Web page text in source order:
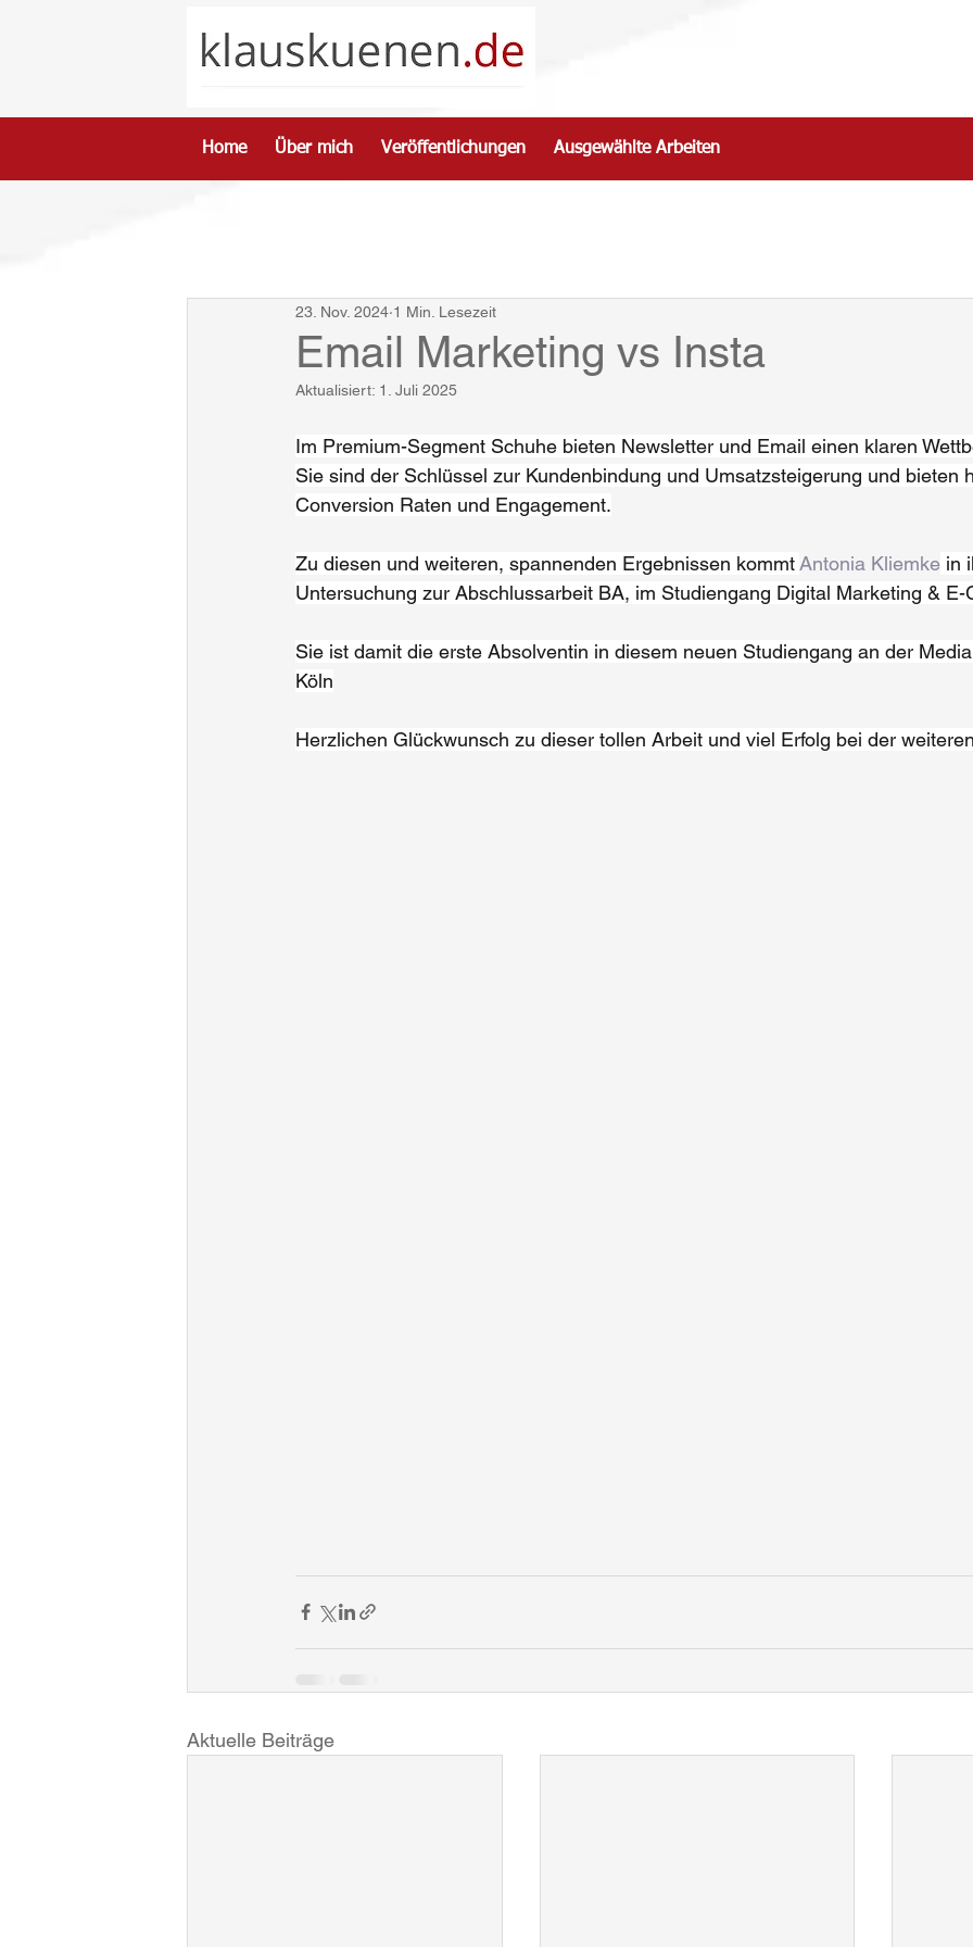
Home Über mich Veröffentlichungen Ausgewählte Arbeiten
Email Marketing vs Insta
23. Nov. 2024 1 Min. Lesezeit
Aktualisiert: 1. Juli 2025
Im Premium-Segment Schuhe bieten Newsletter und Email einen klaren
Sie sind der Schlüssel zur Kundenbindung und Umsatzsteigerung und bieten
Conversion Raten und Engagement.
Zu diesen und weiteren, spannenden Ergebnissen kommt Antonia Kliemke in
Untersuchung zur Abschlussarbeit BA, im Studiengang Digital Marketing & E-
Sie ist damit die erste Absolventin in diesem neuen Studiengang an der
Köln
Herzlichen Glückwunsch zu dieser tollen Arbeit und viel Erfolg bei der
Aktuelle Beiträge